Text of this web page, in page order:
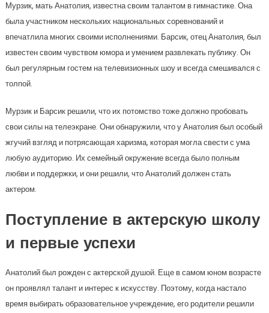
Мурзик, мать Анатолия, известна своим талантом в гимнастике. Она
была участником нескольких национальных соревнований и
впечатлила многих своими исполнениями. Барсик, отец Анатолия, был
известен своим чувством юмора и умением развлекать публику. Он
был регулярным гостем на телевизионных шоу и всегда смешивался с
толпой.
Мурзик и Барсик решили, что их потомство тоже должно пробовать
свои силы на телеэкране. Они обнаружили, что у Анатолия был особый
жгучий взгляд и потрясающая харизма, которая могла свести с ума
любую аудиторию. Их семейный окружение всегда было полным
любви и поддержки, и они решили, что Анатолий должен стать
актером.
Поступление в актерскую школу
и первые успехи
Анатолий был рожден с актерской душой. Еще в самом юном возрасте
он проявлял талант и интерес к искусству. Поэтому, когда настало
время выбирать образовательное учреждение, его родители решили